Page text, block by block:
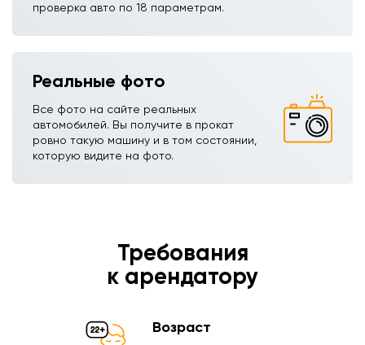
проверка авто по 18 параметрам.
Реальные фото
Все фото на сайте реальных
автомобилей. Вы получите в прокат
ровно такую машину и в том состоянии,
которую видите на фото.
Требования
к арендатору
Возраст